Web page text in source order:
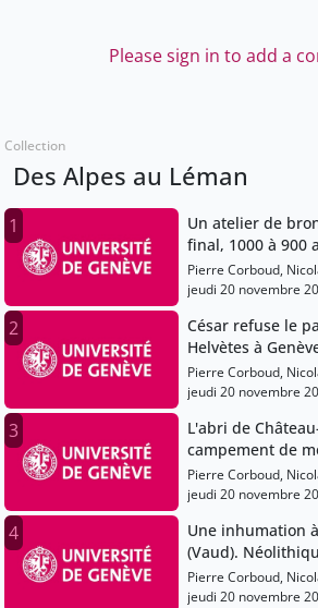
Please sign in to add a
Collection
Des Alpes au Léman
1
Un atelier de
final, 1000 à 900
Pierre Corboud,
Gardaz
jeudi 20 novembre
2
César refuse le
Helvètes à
C.
Pierre Corboud,
Gardaz
jeudi 20 novembre
3
L'abri de
campement de
Mésolithique,
Pierre Corboud,
Gardaz
jeudi 20 novembre
4
Une inhumation
(Vaud).
3200 av. J.-C.
Pierre Corboud,
Gardaz
jeudi 20 novembre